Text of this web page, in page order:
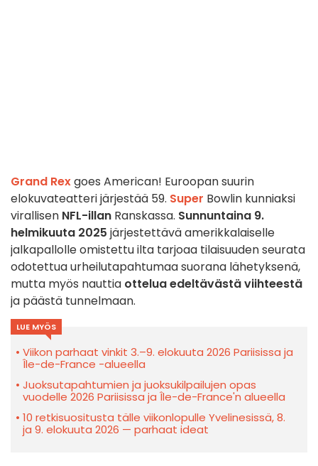
Grand Rexgoes American! Euroopan suurin
elokuvateatteri järjestää 59. Super Bowlin kunniaksi
virallisen NFL-illan Ranskassa. Sunnuntaina 9.
helmikuuta 2025 järjestettävä amerikkalaiselle
jalkapallolle omistettu ilta tarjoaa tilaisuuden seurata
odotettua urheilutapahtumaa suorana lähetyksenä,
mutta myös nauttia ottelua edeltävästäviihteestä
ja päästä tunnelmaan.
LUE MYÖS
Viikon parhaat vinkit 3.–9. elokuuta 2026 Pariisissa ja
Île-de-France -alueella
Juoksutapahtumien ja juoksukilpailujen opas
vuodelle 2026 Pariisissa ja Île-de-France'n alueella
10 retkisuositusta tälle viikonlopulle Yvelinesissä, 8.
ja 9. elokuuta 2026 — parhaat ideat